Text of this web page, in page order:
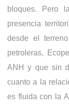
bloques. Pero
presencia
desde el
petroleras,
ANH y que sin
cuanto a la
es fluida con la